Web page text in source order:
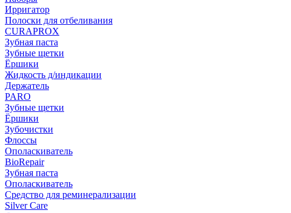
Ирригатор
Полоски для отбеливания
CURAPROX
Зубная паста
Зубные щетки
Ёршики
Жидкость д/индикации
Держатель
PARO
Зубные щетки
Ёршики
Зубочистки
Флоссы
Ополаскиватель
BioRepair
Зубная паста
Ополаскиватель
Средство для реминерализации
Silver Care